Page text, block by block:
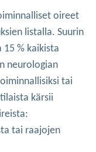
oireet
listalla. Suurin
15 % kaikista
neurologian
tai
kärsii
tai raajojen